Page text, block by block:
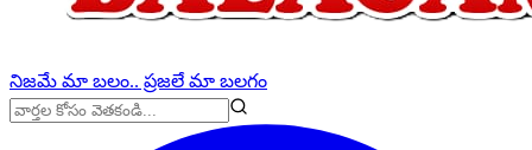
నిజమే మా బలం.. ప్రజలే మా బలగం